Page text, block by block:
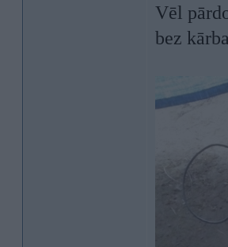
Vēl
bez